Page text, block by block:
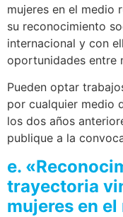
mujeres en el medio
su reconocimiento
internacional y con
oportunidades entre
Pueden optar
por cualquier medio
los dos años
publique a la
e.
trayectoria
mujeres en